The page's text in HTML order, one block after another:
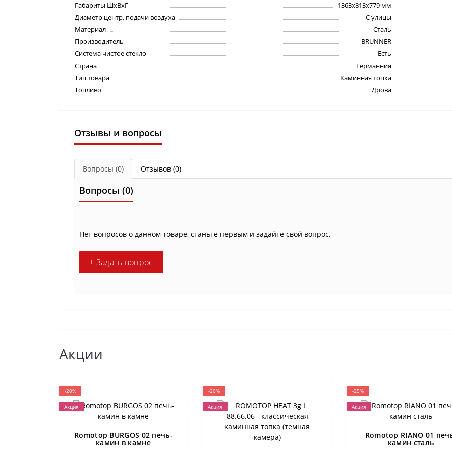
Габариты ШхВхГ
1363х813х779 мм
Диаметр центр. подачи воздуха
С улицы
Материал
Сталь
Производитель
BRUNNER
Система чистое стекло
Есть
Страна
Германния
Тип товара
Каминная топка
Топливо
Дрова
Отзывы и вопросы
Вопросы (0) Отзывов (0)
Вопросы (0)
Нет вопросов о данном товаре, станьте первым и задайте свой вопрос.
+ Задать вопрос
Акции
-20%
Акция
Romotop BURGOS 02 печь-
камин в камне
-20%
Акция
-25%
Акция
Romotop RIANO 01
камин сталь